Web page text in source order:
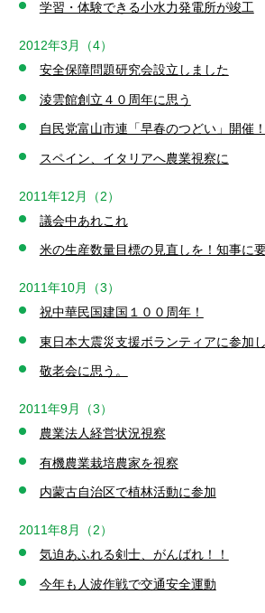
学習・体験できる小水力発電所が竣工
2012年3月（4）
安全保障問題研究会設立しました
淩雲館創立４０周年に思う
自民党富山市連「早春のつどい」開催！
スペイン、イタリアへ農業視察に
2011年12月（2）
議会中あれこれ
米の生産数量目標の見直しを！知事に
2011年10月（3）
祝中華民国建国１００周年！
東日本大震災支援ボランティアに参加し
敬老会に思う。
2011年9月（3）
農業法人経営状況視察
有機農業栽培農家を視察
内蒙古自治区で植林活動に参加
2011年8月（2）
気迫あふれる剣士、がんばれ！！
今年も人波作戦で交通安全運動